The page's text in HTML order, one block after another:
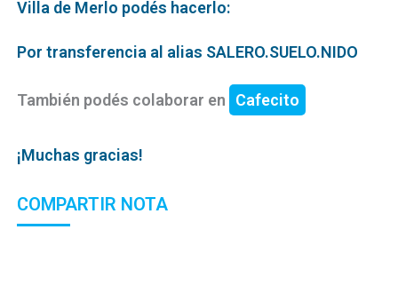
Villa de Merlo podés hacerlo:
Por transferencia al alias SALERO.SUELO.NIDO
También podés colaborar en Cafecito
¡Muchas gracias!
COMPARTIR NOTA